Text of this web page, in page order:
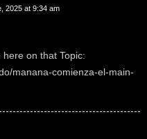
2025 at 9:34 am
on that Topic:
manana-comienza-el-main-